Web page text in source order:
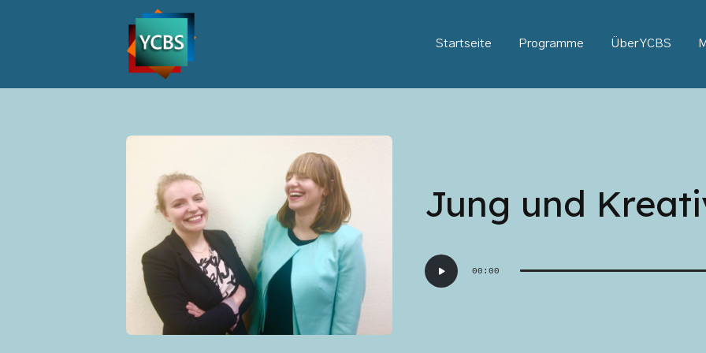
Startseite Programme Über YCBS
Jung und
Audio-
Player
00:00